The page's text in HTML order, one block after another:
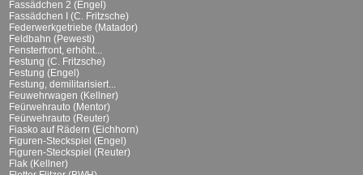
Fassädchen 2 (Engel)
Fassädchen I (C. Fritzsche)
Federwerkgetriebe (Matador)
Feldbahn (Pewesti)
Fensterfront, erhöht...
Festung (C. Fritzsche)
Festung (Engel)
Festung, demilitarisiert...
Feuwehrwagen (Kellner)
Feürwehrauto (Mentor)
Feürwehrauto (Reuter)
Fiasko auf Rädern (Eichhorn)
Figuren-Steckspiel (Engel)
Figuren-Steckspiel (Reuter)
Flak (Kellner)